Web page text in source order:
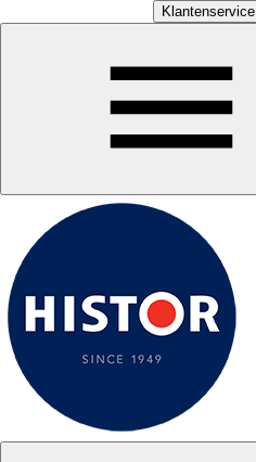
Klantenservice